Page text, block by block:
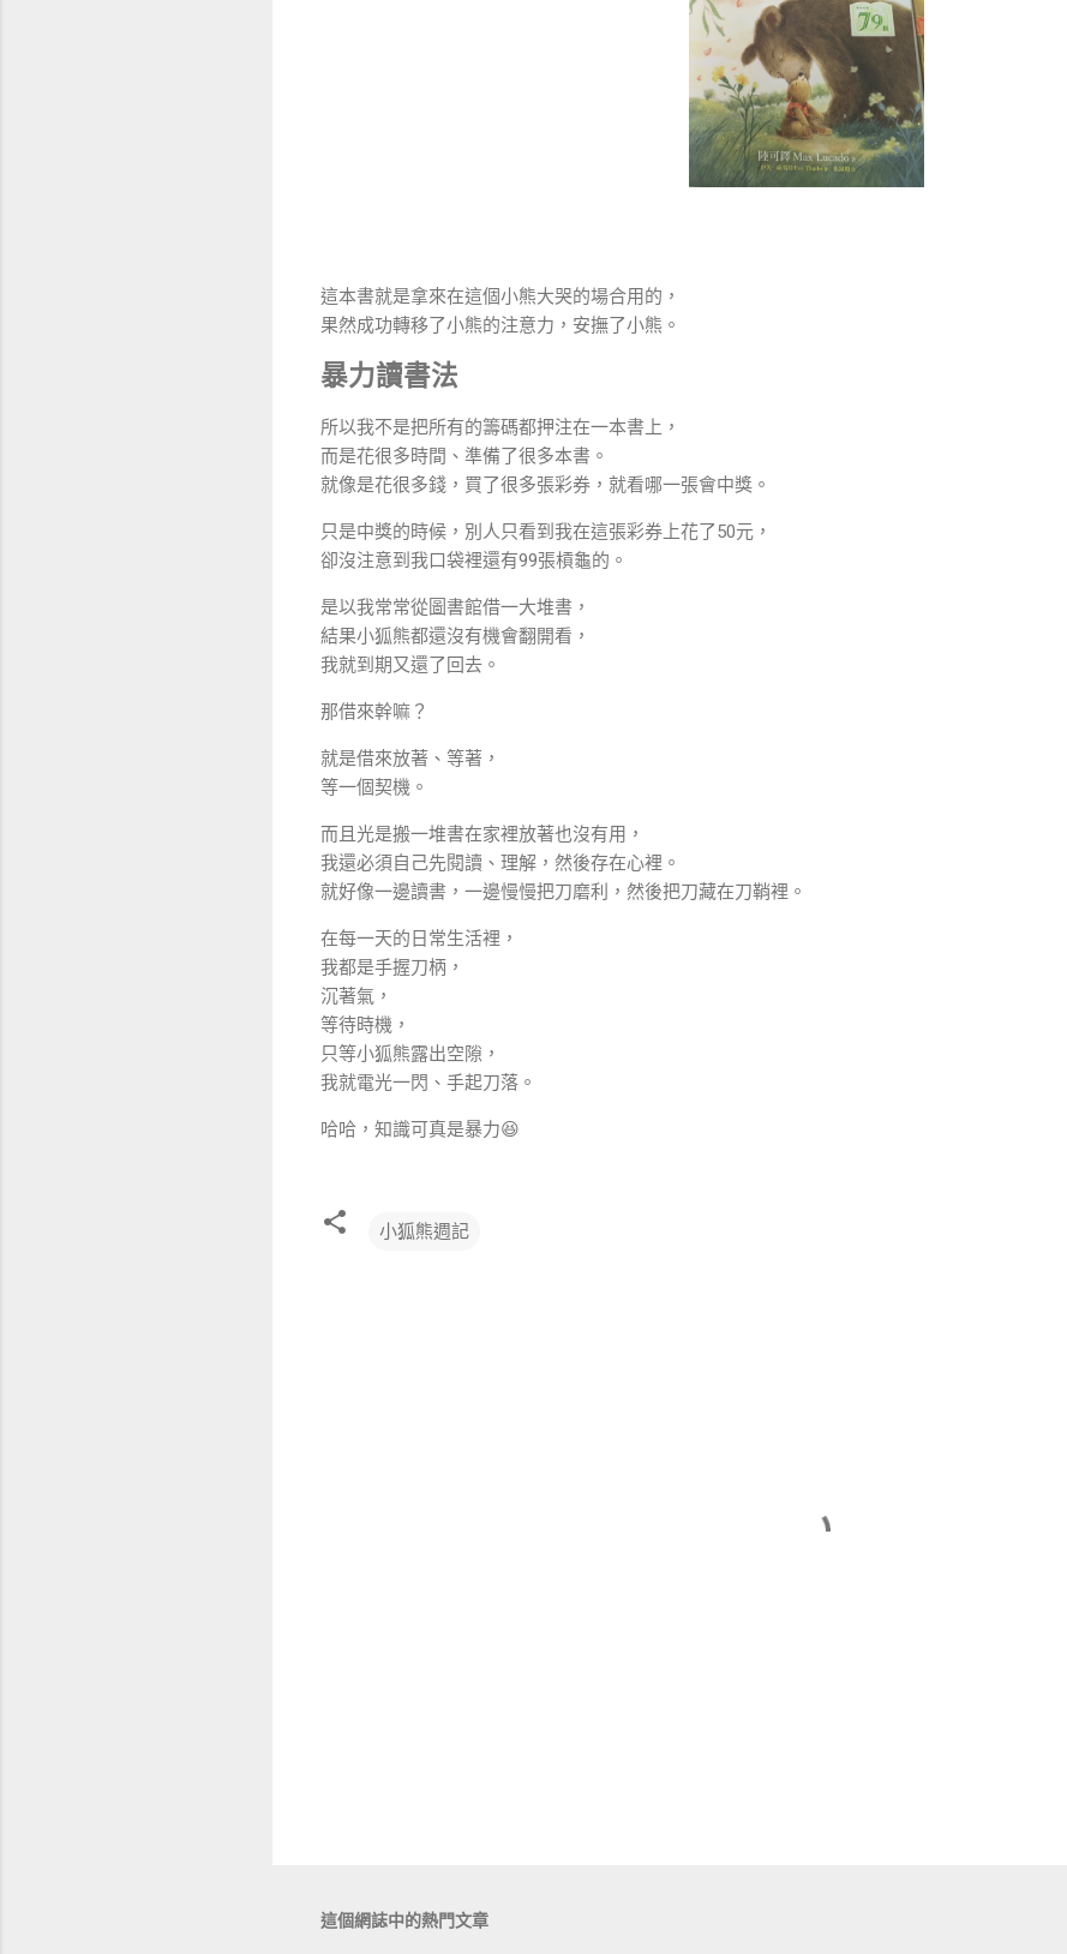
這本書就是拿來在這個小熊大哭的場合用的，
果然成功轉移了小熊的注意力，安撫了小熊。
暴力讀書法
所以我不是把所有的籌碼都押注在一本書上，
而是花很多時間、準備了很多本書。
就像是花很多錢，買了很多張彩券，就看哪一張會中獎。
只是中獎的時候，別人只看到我在這張彩券上花了50元，
卻沒注意到我口袋裡還有99張槓龜的。
是以我常常從圖書館借一大堆書，
結果小狐熊都還沒有機會翻開看，
我就到期又還了回去。
那借來幹嘛？
就是借來放著、等著，
等一個契機。
而且光是搬一堆書在家裡放著也沒有用，
我還必須自己先閱讀、理解，然後存在心裡。
就好像一邊讀書，一邊慢慢把刀磨利，然後把刀藏在刀鞘裡。
在每一天的日常生活裡，
我都是手握刀柄，
沉著氣，
等待時機，
只等小狐熊露出空隙，
我就電光一閃、手起刀落。
哈哈，知識可真是暴力😆
小狐熊週記
這個網誌中的熱門文章